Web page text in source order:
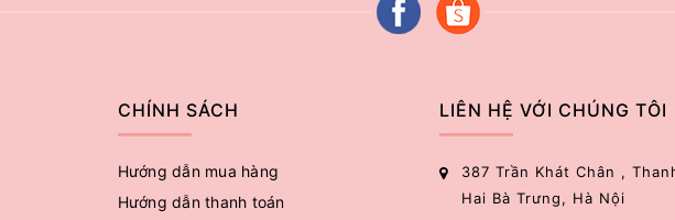
CHÍNH SÁCH
Hướng dẫn mua hàng
Hướng dẫn thanh toán
LIÊN HỆ VỚI CHÚNG TÔI
387 Trần Khát Chân ,
Hai Bà Trưng, Hà Nội